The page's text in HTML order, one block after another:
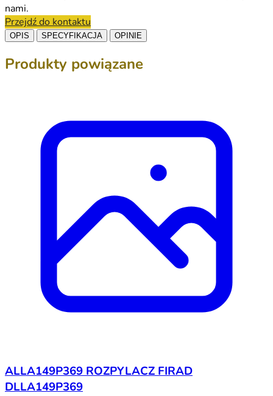
nami.
Przejdź do kontaktu
OPIS SPECYFIKACJA OPINIE
Produkty powiązane
ALLA149P369 ROZPYLACZ FIRAD
DLLA149P369